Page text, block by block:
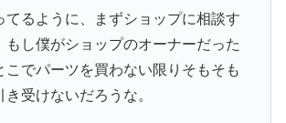
てるように、まずショップに相談す
もし僕がショップのオーナーだった
こでパーツを買わない限りそもそも
受けないだろうな。